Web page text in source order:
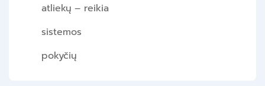
atliekų – reikia
sistemos
pokyčių